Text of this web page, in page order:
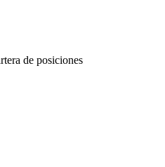
de posiciones